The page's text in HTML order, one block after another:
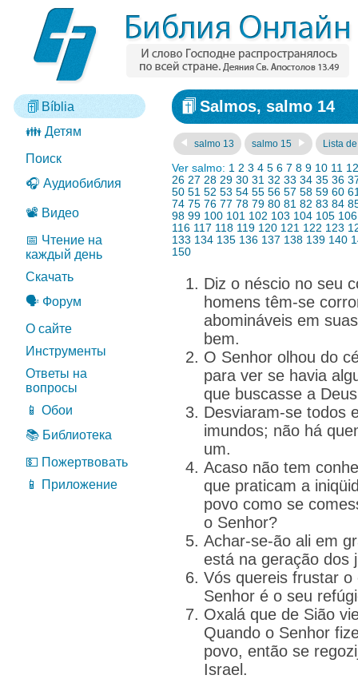
Bíblia
👪 Детям
Поиск
🎧 Аудиобиблия
📽️ Видео
📅 Чтение на
каждый день
Скачать
🗣️ Форум
О сайте
Инструменты
Ответы на
вопросы
📱 Обои
📚 Библиотека
💵 Пожертвовать
📱 Приложение
Salmos, salmo 14
salmo 13 salmo 15 Lista
Ver salmo: 1 2 3 4 5 6 7 8 9 10 11 12
26 27 28 29 30 31 32 33 34 35 36
50 51 52 53 54 55 56 57 58 59 60
74 75 76 77 78 79 80 81 82 83 84
98 99 100 101 102 103 104 105 106
116 117 118 119 120 121 122 123
133 134 135 136 137 138 139 140
150
Diz o néscio no seu
homens têm-se
abomináveis em
bem.
O Senhor olhou do
para ver se havia
que buscasse a
Desviaram-se todos
imundos; não há
um.
Acaso não tem
que praticam a
povo como se
o Senhor?
Achar-se-ão ali em
está na geração dos
Vós quereis frustar
Senhor é o seu
Oxalá que de Sião
Quando o Senhor
povo, então se
Israel.